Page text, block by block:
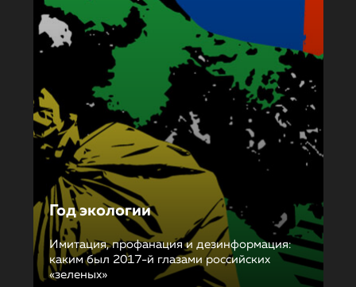
Год экологии
Имитация, профанация и дезинформация:
каким был 2017-й глазами российских
«зеленых»